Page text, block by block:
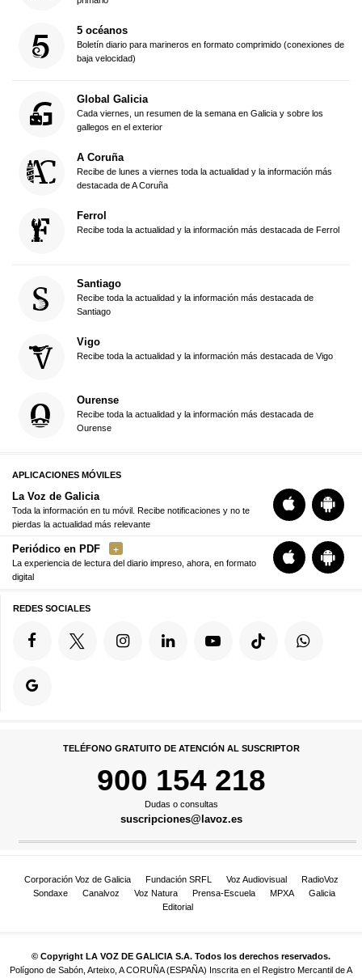
5 océanos
Boletín diario para marineros en formato comprimido (conexiones de
baja velocidad)
Global Galicia
Cada viernes, un resumen de la semana en Galicia y sobre los
gallegos en el exterior
A Coruña
Recibe de lunes a viernes toda la actualidad y la información más
destacada de A Coruña
Ferrol
Recibe toda la actualidad y la información más destacada de Ferrol
Santiago
Recibe toda la actualidad y la información más destacada de
Santiago
Vigo
Recibe toda la actualidad y la información más destacada de Vigo
Ourense
Recibe toda la actualidad y la información más destacada de
Ourense
APLICACIONES MÓVILES
La Voz de Galicia
Toda la información en tu móvil. Recibe notificaciones y no te
pierdas la actualidad más relevante
Periódico en PDF
La experiencia de lectura del diario impreso, ahora, en formato
digital
REDES SOCIALES
TELÉFONO GRATUITO DE ATENCIÓN AL SUSCRIPTOR
900 154 218
Dudas o consultas
suscripciones@lavoz.es
Corporación Voz de Galicia Fundación SRFL Voz Audiovisual
RadioVoz
Sondaxe
Canalvoz Voz Natura Prensa-Escuela MPXA
Galicia
Editorial
© Copyright LA VOZ DE GALICIA S.A. Todos los derechos reservados.
Polígono de Sabón, Arteixo, A CORUÑA (ESPAÑA) Inscrita en el Registro Mercantil de A